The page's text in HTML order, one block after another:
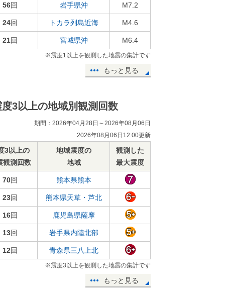
56回 岩手県沖 M7.2
24回 トカラ列島近海 M4.6
21回 宮城県沖 M6.4
※震度1以上を観測した地震の集計です
もっと見る
度3以上の地域別観測回数
期間：2026年04月28日～2026年08月06日
2026年08月06日12:00更新
3以上の
観測回数
地域震度の
地域
観測した
最大震度
70回 熊本県熊本
23回 熊本県天草・芦北
16回 鹿児島県薩摩
13回 岩手県内陸北部
12回 青森県三八上北
※震度3以上を観測した地震の集計です
もっと見る